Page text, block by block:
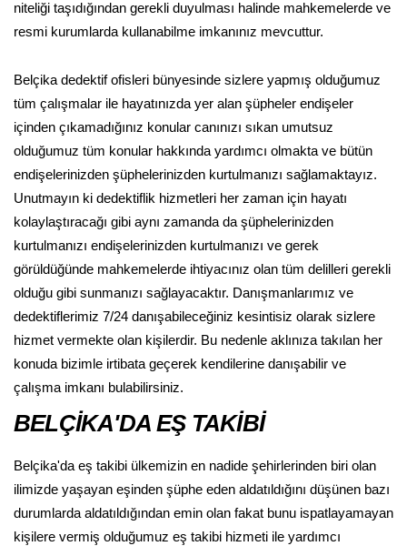
niteliği taşıdığından gerekli duyulması halinde mahkemelerde ve
resmi kurumlarda kullanabilme imkanınız mevcuttur.
Belçika dedektif ofisleri bünyesinde sizlere yapmış olduğumuz
tüm çalışmalar ile hayatınızda yer alan şüpheler endişeler
içinden çıkamadığınız konular canınızı sıkan umutsuz
olduğumuz tüm konular hakkında yardımcı olmakta ve bütün
endişelerinizden şüphelerinizden kurtulmanızı sağlamaktayız.
Unutmayın ki dedektiflik hizmetleri her zaman için hayatı
kolaylaştıracağı gibi aynı zamanda da şüphelerinizden
kurtulmanızı endişelerinizden kurtulmanızı ve gerek
görüldüğünde mahkemelerde ihtiyacınız olan tüm delilleri gerekli
olduğu gibi sunmanızı sağlayacaktır. Danışmanlarımız ve
dedektiflerimiz 7/24 danışabileceğiniz kesintisiz olarak sizlere
hizmet vermekte olan kişilerdir. Bu nedenle aklınıza takılan her
konuda bizimle irtibata geçerek kendilerine danışabilir ve
çalışma imkanı bulabilirsiniz.
BELÇİKA'DA EŞ TAKİBİ
Belçika'da eş takibi ülkemizin en nadide şehirlerinden biri olan
ilimizde yaşayan eşinden şüphe eden aldatıldığını düşünen bazı
durumlarda aldatıldığından emin olan fakat bunu ispatlayamayan
kişilere vermiş olduğumuz eş takibi hizmeti ile yardımcı